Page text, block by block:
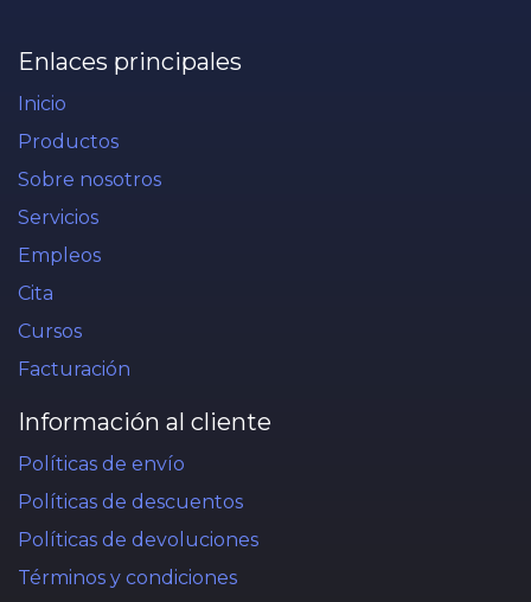
Enlaces principales
Inicio
Productos
Sobre nosotros
Servicios
Empleos
Cita
Cursos
Facturación
Información al cliente
Políticas de envío
Políticas de descuentos
Políticas de devoluciones
Términos y condiciones